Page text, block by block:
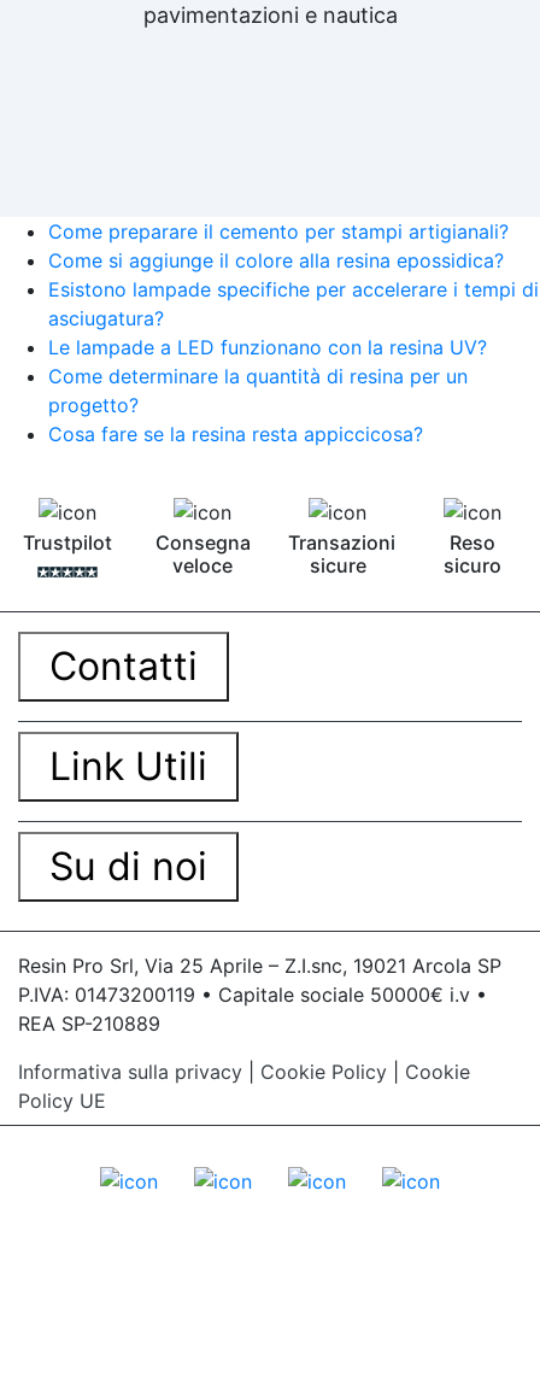
pavimentazioni e nautica
Come preparare il cemento per stampi artigianali?
Come si aggiunge il colore alla resina epossidica?
Esistono lampade specifiche per accelerare i tempi di
asciugatura?
Le lampade a LED funzionano con la resina UV?
Come determinare la quantità di resina per un
progetto?
Cosa fare se la resina resta appiccicosa?
Trustpilot
Consegna
veloce
Transazioni
sicure
Reso
sicuro
Contatti
Link Utili
Su di noi
Resin Pro Srl, Via 25 Aprile – Z.I.snc, 19021 Arcola SP
P.IVA: 01473200119 • Capitale sociale 50000€ i.v •
REA SP-210889
Informativa sulla privacy
Cookie Policy
Cookie
Policy UE